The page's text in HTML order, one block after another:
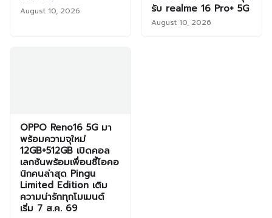
August 10, 2026
รับ realme 16 Pro+ 5G
August 10, 2026
OPPO Reno16 5G มา
พร้อมความจุใหม่
12GB+512GB เปิดคอล
เลกชันพร้อมเพื่อนซี้ไอคอ
นิกคนล่าสุด Pingu
Limited Edition เติม
ความน่ารักทุกโมเมนต์
เริ่ม 7 ส.ค. 69